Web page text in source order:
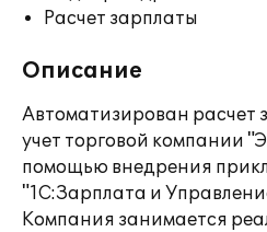
Расчет зарплаты
Описание
Автоматизирован расчет
учет торговой компании
помощью внедрения
"1С:Зарплата и
Компания занимается